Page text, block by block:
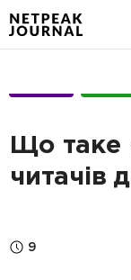
Що таке
читачів
9